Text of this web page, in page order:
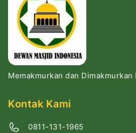
Memakmurkan dan Dimakmurkan
Kontak Kami
0811-131-1965